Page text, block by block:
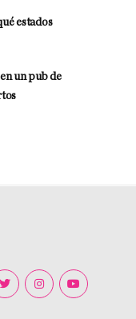
estados
un pub de